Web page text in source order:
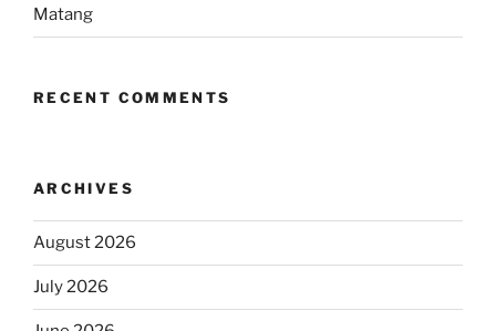
Matang
RECENT COMMENTS
ARCHIVES
August 2026
July 2026